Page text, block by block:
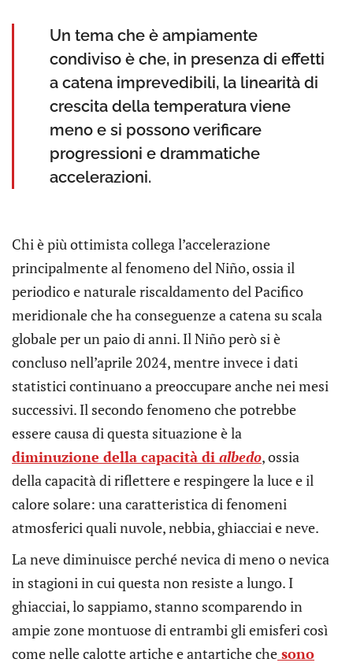
Un tema che è ampiamente
condiviso è che, in presenza di effetti
a catena imprevedibili, la linearità di
crescita della temperatura viene
meno e si possono verificare
progressioni e drammatiche
accelerazioni.
Chi è più ottimista collega l’accelerazione
principalmente al fenomeno del Niño, ossia il
periodico e naturale riscaldamento del Pacifico
meridionale che ha conseguenze a catena su scala
globale per un paio di anni. Il Niño però si è
concluso nell’aprile 2024, mentre invece i dati
statistici continuano a preoccupare anche nei mesi
successivi. Il secondo fenomeno che potrebbe
essere causa di questa situazione è la
diminuzione della capacità di albedo, ossia
della capacità di riflettere e respingere la luce e il
calore solare: una caratteristica di fenomeni
atmosferici quali nuvole, nebbia, ghiacciai e neve.
La neve diminuisce perché nevica di meno o nevica
in stagioni in cui questa non resiste a lungo. I
ghiacciai, lo sappiamo, stanno scomparendo in
ampie zone montuose di entrambi gli emisferi così
come nelle calotte artiche e antartiche che sono